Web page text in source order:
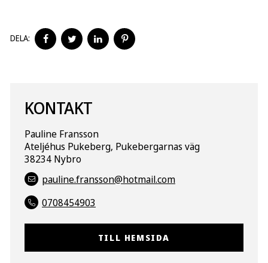
DELA:
DELA
PÅ
DELA
PÅ
DELA
PÅ
PÅ
KONTAKT
Pauline Fransson
Ateljéhus Pukeberg, Pukebergarnas väg
38234 Nybro
pauline.fransson@hotmail.com
0708454903
TILL HEMSIDA